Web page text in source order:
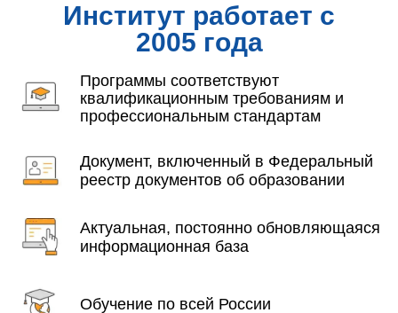
Институт работает с
2005 года
Программы соответствуют
квалификационным требованиям и
профессиональным стандартам
Документ, включенный в Федеральный
реестр документов об образовании
Актуальная, постоянно обновляющаяся
информационная база
Обучение по всей России